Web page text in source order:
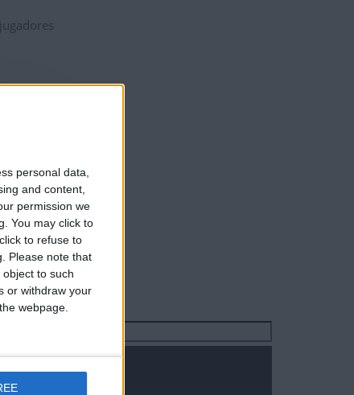
personal data,
and content,
permission we
You may click to
to refuse to
Please note that
to such
or withdraw your
webpage.
jugadores